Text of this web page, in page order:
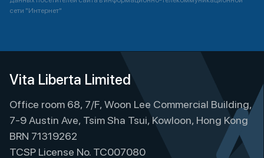
сети "Интернет"
l
e
n
a
t
i
Vita Liberta Limited
Office room 68, 7/F, Woon Lee Commercial Building,
7-9 Austin Ave, Tsim Sha Tsui, Kowloon, Hong Kong
BRN 71319262
TCSP License No. TC007080